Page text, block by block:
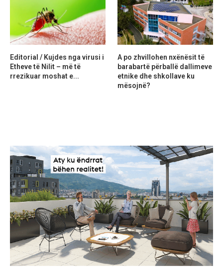
Editorial / Kujdes nga virusi i
Etheve të Nilit – më të
rrezikuar moshat e...
A po zhvillohen nxënësit të
barabartë përballë dallimeve
etnike dhe shkollave ku
mësojnë?